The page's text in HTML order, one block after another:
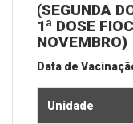
(SEGUNDA
1ª DOSE
NOVEMBRO)
Data de
Unidade